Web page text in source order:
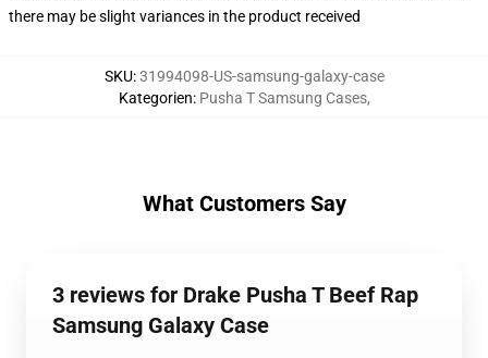
there may be slight variances in the product received
SKU:31994098-US-samsung-galaxy-case
Kategorien: Pusha T Samsung Cases,
What Customers Say
3 reviews for Drake Pusha T Beef Rap
Samsung Galaxy Case